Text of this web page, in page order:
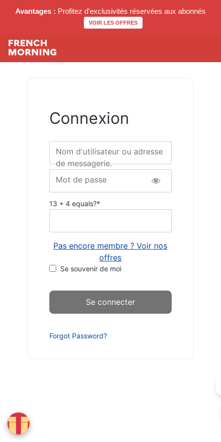
Avantages : Profitez d'exclusivités réservées aux abonnés
VOIR LES OFFRES
Connexion
Nom d'utilisateur ou adresse
de messagerie.
Mot de passe
13 + 4 equals?*
Pas encore membre ? Voir nos
offres
Se souvenir de moi
Forgot Password?